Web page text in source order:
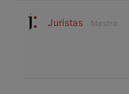
Juristas Mestre